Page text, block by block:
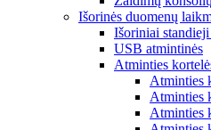
Išorinės duomenų
Išoriniai
USB atmintinės
Atminties
Atminties
Atminties
Atminties